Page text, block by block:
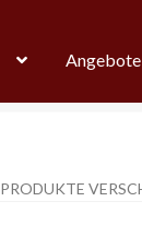
Angebote
PRODUKTE